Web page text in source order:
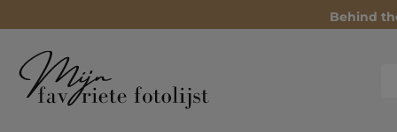
Behind